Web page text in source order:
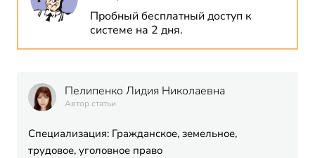
Пробный бесплатный доступ к
системе на 2 дня.
Пелипенко Лидия Николаевна
Автор статьи
Специализация: Гражданское, земельное,
трудовое, уголовное право